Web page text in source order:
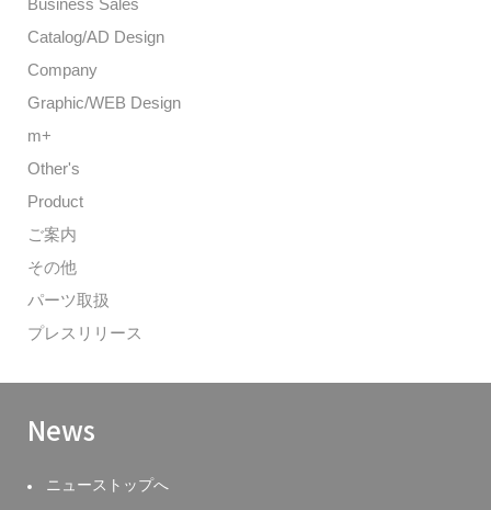
Business Sales
Catalog/AD Design
Company
Graphic/WEB Design
m+
Other's
Product
ご案内
その他
パーツ取扱
プレスリリース
News
ニューストップへ